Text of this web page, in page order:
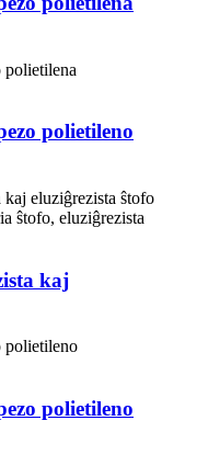
polietileno
kaj
polietileno